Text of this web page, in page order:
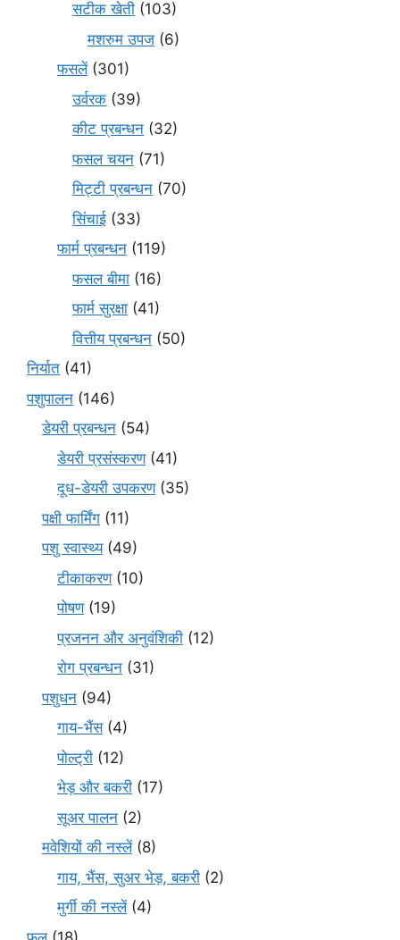
सटीक खेती (103)
मशरुम उपज (6)
फसलें(301)
उर्वरक (39)
कीट प्रबन्धन (32)
फसल चयन (71)
मि‌ट्टी प्रबन्धन (70)
सिंचाई (33)
फार्म प्रबन्धन (119)
फसल बीमा (16)
फार्म सुरक्षा (41)
वित्तीय प्रबन्धन (50)
निर्यात (41)
पशुपालन (146)
डेयरी प्रबन्धन (54)
डेयरी प्रसंस्करण(41)
दूध-डेयरी उपकरण(35)
पक्षी फार्मिंग (11)
पशु स्वास्थ्य(49)
टीकाकरण(10)
पोषण(19)
प्रजनन और अनुवंशिकी (12)
रोग प्रबन्धन (31)
पशुधन (94)
गाय-भैंस(4)
पोल्ट्री (12)
भेड़ और बकरी (17)
सूअर पालन (2)
मवेशियों की नस्लें(8)
गाय, भैंस, सुअर भेड़, बकरी (2)
मुर्गी की नस्लें(4)